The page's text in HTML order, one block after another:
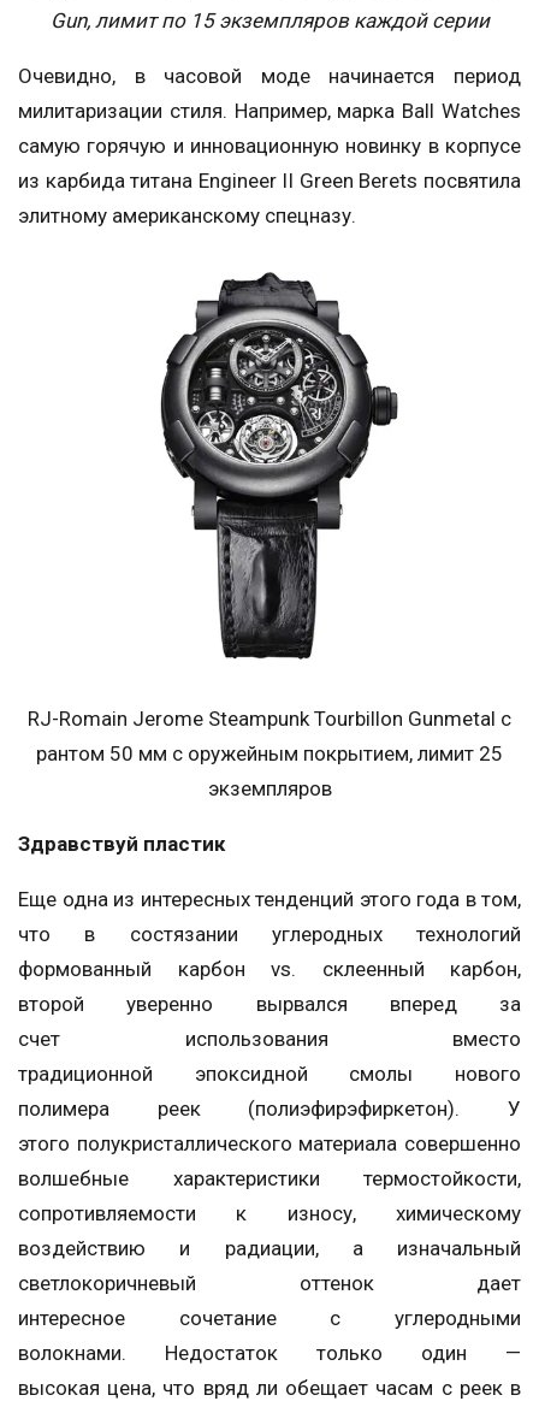
Gun, лимит по 15 экземпляров каждой серии
Очевидно, в часовой моде начинается период
милитаризации стиля. Например, марка Ball Watches
самую горячую и инновационную новинку в корпусе
из карбида титана Engineer II Green Berets посвятила
элитному американскому спецназу.
RJ-Romain Jerome Steampunk Tourbillon Gunmetal с
рантом 50 мм с оружейным покрытием, лимит 25
экземпляров
Здравствуй пластик
Еще одна из интересных тенденций этого года в том,
что в состязании углеродных технологий
формованный карбон vs. склеенный карбон,
второй уверенно вырвался вперед за
счет использования вместо
традиционной эпоксидной смолы нового
полимера реек (полиэфирэфиркетон). У
этого полукристаллического материала совершенно
волшебные характеристики термостойкости,
сопротивляемости к износу, химическому
воздействию и радиации, а изначальный
светлокоричневый оттенок дает
интересное сочетание с углеродными
волокнами. Недостаток только один —
высокая цена, что вряд ли обещает часам с реек в